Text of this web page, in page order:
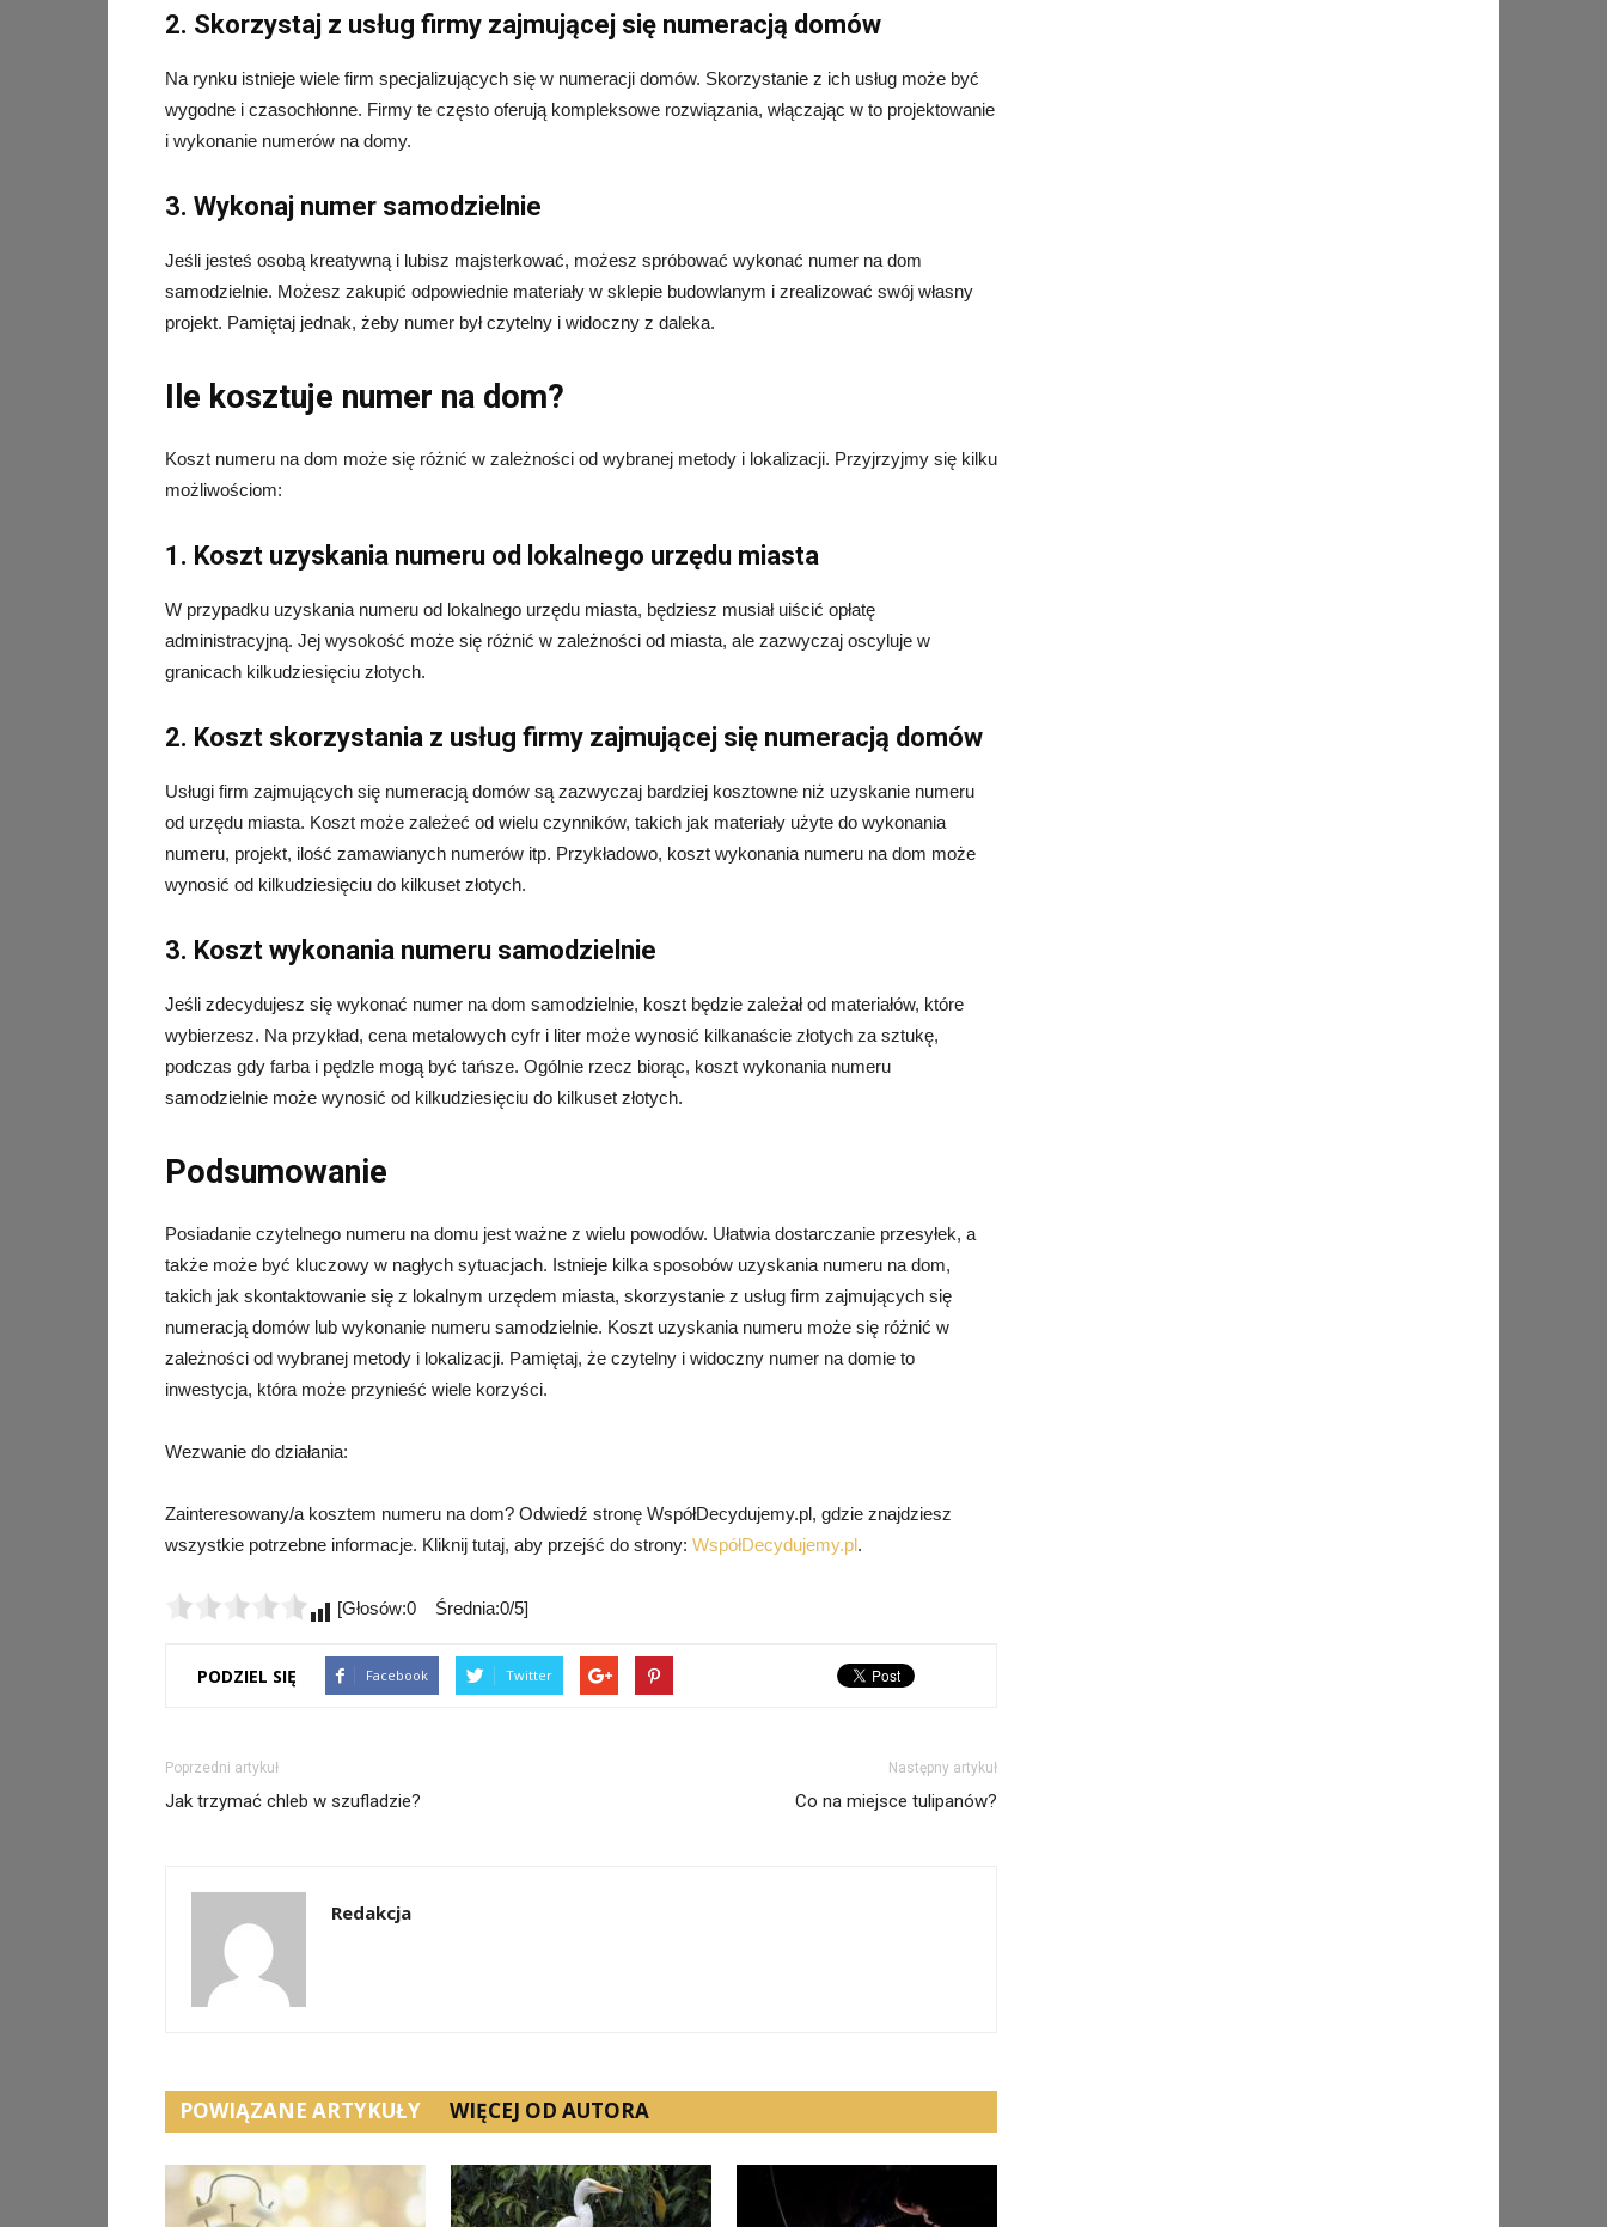
2. Skorzystaj z usług firmy zajmującej się numeracją domów
Na rynku istnieje wiele firm specjalizujących się w numeracji domów. Skorzystanie z ich usług może być
wygodne i czasochłonne. Firmy te często oferują kompleksowe rozwiązania, włączając w to projektowanie
i wykonanie numerów na domy.
3. Wykonaj numer samodzielnie
Jeśli jesteś osobą kreatywną i lubisz majsterkować, możesz spróbować wykonać numer na dom
samodzielnie. Możesz zakupić odpowiednie materiały w sklepie budowlanym i zrealizować swój własny
projekt. Pamiętaj jednak, żeby numer był czytelny i widoczny z daleka.
Ile kosztuje numer na dom?
Koszt numeru na dom może się różnić w zależności od wybranej metody i lokalizacji. Przyjrzyjmy się kilku
możliwościom:
1. Koszt uzyskania numeru od lokalnego urzędu miasta
W przypadku uzyskania numeru od lokalnego urzędu miasta, będziesz musiał uiścić opłatę
administracyjną. Jej wysokość może się różnić w zależności od miasta, ale zazwyczaj oscyluje w
granicach kilkudziesięciu złotych.
2. Koszt skorzystania z usług firmy zajmującej się numeracją domów
Usługi firm zajmujących się numeracją domów są zazwyczaj bardziej kosztowne niż uzyskanie numeru
od urzędu miasta. Koszt może zależeć od wielu czynników, takich jak materiały użyte do wykonania
numeru, projekt, ilość zamawianych numerów itp. Przykładowo, koszt wykonania numeru na dom może
wynosić od kilkudziesięciu do kilkuset złotych.
3. Koszt wykonania numeru samodzielnie
Jeśli zdecydujesz się wykonać numer na dom samodzielnie, koszt będzie zależał od materiałów, które
wybierzesz. Na przykład, cena metalowych cyfr i liter może wynosić kilkanaście złotych za sztukę,
podczas gdy farba i pędzle mogą być tańsze. Ogólnie rzecz biorąc, koszt wykonania numeru
samodzielnie może wynosić od kilkudziesięciu do kilkuset złotych.
Podsumowanie
Posiadanie czytelnego numeru na domu jest ważne z wielu powodów. Ułatwia dostarczanie przesyłek, a
także może być kluczowy w nagłych sytuacjach. Istnieje kilka sposobów uzyskania numeru na dom,
takich jak skontaktowanie się z lokalnym urzędem miasta, skorzystanie z usług firm zajmujących się
numeracją domów lub wykonanie numeru samodzielnie. Koszt uzyskania numeru może się różnić w
zależności od wybranej metody i lokalizacji. Pamiętaj, że czytelny i widoczny numer na domie to
inwestycja, która może przynieść wiele korzyści.
Wezwanie do działania:
Zainteresowany/a kosztem numeru na dom? Odwiedź stronę WspółDecydujemy.pl, gdzie znajdziesz
wszystkie potrzebne informacje. Kliknij tutaj, aby przejść do strony: WspółDecydujemy.pl.
[Głosów:0 Średnia:0/5]
PODZIEL SIĘ Facebook Twitter
Poprzedni artykuł
Jak trzymać chleb w szufladzie?
Następny artykuł
Co na miejsce tulipanów?
Redakcja
POWIĄZANE ARTYKUŁY WIĘCEJ OD AUTORA